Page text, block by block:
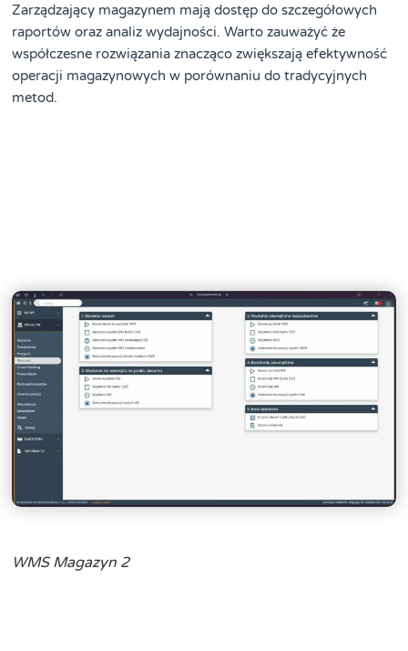
Zarządzający magazynem mają dostęp do szczegółowych
raportów oraz analiz wydajności. Warto zauważyć że
współczesne rozwiązania znacząco zwiększają efektywność
operacji magazynowych w porównaniu do tradycyjnych
metod.
WMS Magazyn 2